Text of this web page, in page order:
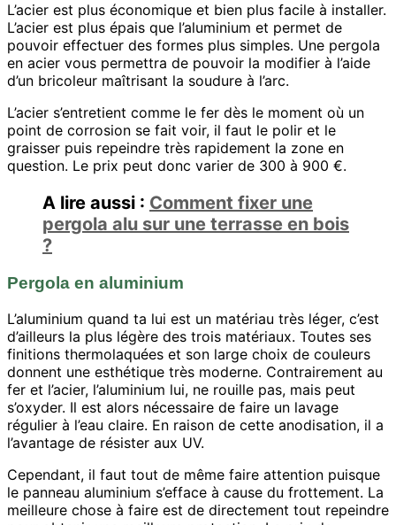
L’acier est plus économique et bien plus facile à installer.
L’acier est plus épais que l’aluminium et permet de
pouvoir effectuer des formes plus simples. Une pergola
en acier vous permettra de pouvoir la modifier à l’aide
d’un bricoleur maîtrisant la soudure à l’arc.
L’acier s’entretient comme le fer dès le moment où un
point de corrosion se fait voir, il faut le polir et le
graisser puis repeindre très rapidement la zone en
question. Le prix peut donc varier de 300 à 900 €.
A lire aussi : Comment fixer une
pergola alu sur une terrasse en bois
?
Pergola en aluminium
L’aluminium quand ta lui est un matériau très léger, c’est
d’ailleurs la plus légère des trois matériaux. Toutes ses
finitions thermolaquées et son large choix de couleurs
donnent une esthétique très moderne. Contrairement au
fer et l’acier, l’aluminium lui, ne rouille pas, mais peut
s’oxyder. Il est alors nécessaire de faire un lavage
régulier à l’eau claire. En raison de cette anodisation, il a
l’avantage de résister aux UV.
Cependant, il faut tout de même faire attention puisque
le panneau aluminium s’efface à cause du frottement. La
meilleure chose à faire est de directement tout repeindre